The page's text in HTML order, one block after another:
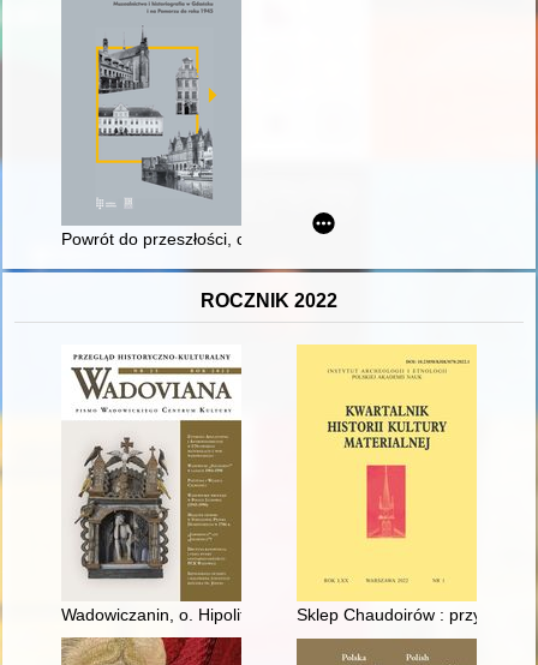
Powrót do przeszłości, czyli Krótka historia stargardzkiego
ROCZNIK 2022
Wadowiczanin, o. Hipolit Putek (1910-1982) : karmelitański
Sklep Chaudoirów :